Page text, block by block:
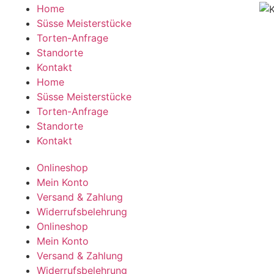
Home
Süsse Meisterstücke
Torten-Anfrage
Standorte
Kontakt
Home
Süsse Meisterstücke
Torten-Anfrage
Standorte
Kontakt
Onlineshop
Mein Konto
Versand & Zahlung
Widerrufsbelehrung
Onlineshop
Mein Konto
Versand & Zahlung
Widerrufsbelehrung